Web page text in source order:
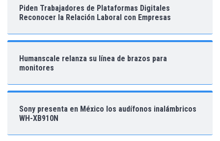
Piden Trabajadores de Plataformas Digitales
Reconocer la Relación Laboral con Empresas
Humanscale relanza su línea de brazos para
monitores
Sony presenta en México los audífonos inalámbricos
WH-XB910N